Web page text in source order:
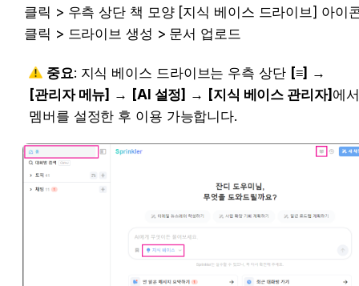
클릭 > 우측 상단 책 모양 [지식 베이스 드라이브] 아이
클릭 > 드라이브 생성 > 문서 업로드
중요 : 지식 베이스 드라이브는 우측 상단 [≡]
→
[관리자 메뉴]
→ [AI 설정] → [지식 베이스 관리자] 에서 멤
버를 설정한 후 이용 가능합니다.